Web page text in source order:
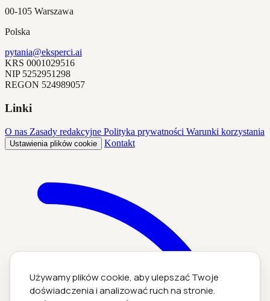
Używamy plików cookie, aby ulepszać Twoje
doświadczenia i analizować ruch na stronie.
00-105 Warszawa
Polska
pytania@eksperci.ai
KRS 0001029516
NIP 5252951298
REGON 524989057
Linki
O nas Zasady redakcyjne Polityka prywatności Warunki korzystania
Ustawienia plików cookie Kontakt